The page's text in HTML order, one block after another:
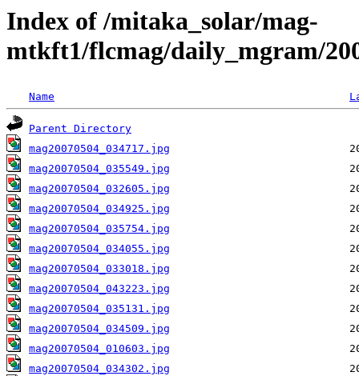
Index of /mitaka_solar/mag-
mtkft1/flcmag/daily_mgram/
Name
Parent Directory
mag20070504_034717.jpg
mag20070504_035549.jpg
mag20070504_032605.jpg
mag20070504_034925.jpg
mag20070504_035754.jpg
mag20070504_034055.jpg
mag20070504_033018.jpg
mag20070504_043223.jpg
mag20070504_035131.jpg
mag20070504_034509.jpg
mag20070504_010603.jpg
mag20070504_034302.jpg